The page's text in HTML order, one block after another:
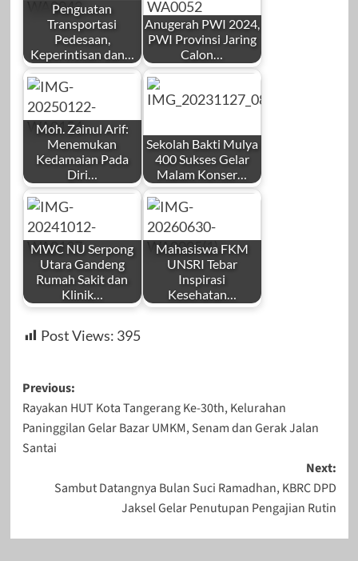
Penguatan
Transportasi
Pedesaan,
Keperintisan dan…
by
Redaksi
Desember 24,
2025
Anugerah PWI 2024,
PWI Provinsi Jaring
Calon…
by
Redaksi
November 6, 2023
Moh. Zainul Arif:
Menemukan
Kedamaian Pada
Diri…
by
Redaksi
Januari 22, 2025
Sekolah Bakti Mulya
400 Sukses Gelar
Malam Konser…
by
Redaksi
MWC NU Serpong
Utara Gandeng
Rumah Sakit dan
Klinik…
by
Redaksi
Oktober 12, 2024
Mahasiswa FKM
UNSRI Tebar
Inspirasi
Kesehatan…
by
Post Views: 395
Post
navigation
Previous:
Rayakan HUT Kota Tangerang Ke-30th, Kelurahan
Paninggilan Gelar Bazar UMKM, Senam dan Gerak Jalan
Santai
Next:
Sambut Datangnya Bulan Suci Ramadhan, KBRC DPD
Jaksel Gelar Penutupan Pengajian Rutin